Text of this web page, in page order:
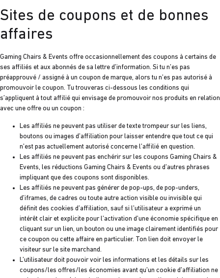
Sites de coupons et de bonnes
affaires
Gaming Chairs & Events offre occasionnellement des coupons à certains de
ses affiliés et aux abonnés de sa lettre d’information. Si tu n’es pas
préapprouvé / assigné à un coupon de marque, alors tu n’es pas autorisé à
promouvoir le coupon. Tu trouveras ci-dessous les conditions qui
s’appliquent à tout affilié qui envisage de promouvoir nos produits en relation
avec une offre ou un coupon :
Les affiliés ne peuvent pas utiliser de texte trompeur sur les liens,
boutons ou images d’affiliation pour laisser entendre que tout ce qui
n’est pas actuellement autorisé concerne l’affilié en question.
Les affiliés ne peuvent pas enchérir sur les coupons Gaming Chairs &
Events, les réductions Gaming Chairs & Events ou d’autres phrases
impliquant que des coupons sont disponibles.
Les affiliés ne peuvent pas générer de pop-ups, de pop-unders,
d’iframes, de cadres ou toute autre action visible ou invisible qui
définit des cookies d’affiliation, sauf si l’utilisateur a exprimé un
intérêt clair et explicite pour l’activation d’une économie spécifique en
cliquant sur un lien, un bouton ou une image clairement identifiés pour
ce coupon ou cette affaire en particulier. Ton lien doit envoyer le
visiteur sur le site marchand.
L’utilisateur doit pouvoir voir les informations et les détails sur les
coupons/les offres/les économies avant qu’un cookie d’affiliation ne